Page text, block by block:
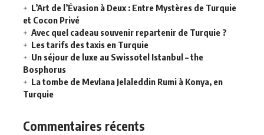
L’Art de l’Évasion à Deux : Entre Mystères de Turquie
et Cocon Privé
Avec quel cadeau souvenir repartenir de Turquie ?
Les tarifs des taxis en Turquie
Un séjour de luxe au Swissotel Istanbul – the
Bosphorus
La tombe de Mevlana Jelaleddin Rumi à Konya, en
Turquie
Commentaires récents